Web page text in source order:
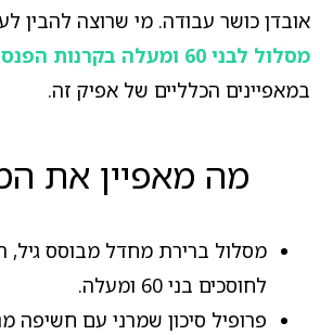
אובדן כושר עבודה. מי שרוצה להבין
מסלול לבני 60 ומעלה בקרנות הפנסיה
במאפיינים הכלליים של אפיק זה.
מה מאפיין את
מסלול ברירת מחדל מבוסס גיל,
לחוסכים בני 60 ומעלה.
פרופיל סיכון שמרני עם חשיפה